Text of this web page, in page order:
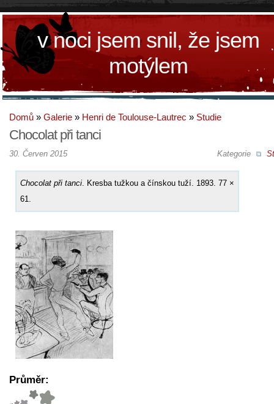
v noci jsem snil, že jsem
motýlem
Domů » Galerie » Henri de Toulouse-Lautrec » Studie
Chocolat při tanci
Kategorie
30. Červen 2015
Chocolat při tanci . Kresba tužkou a čínskou tuží. 1893. 77 ×
61.
Průměr: